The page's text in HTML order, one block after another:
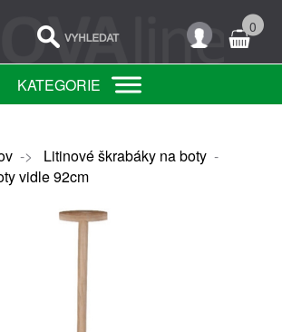
0
KATEGORIE
-> Litinové škrabáky na boty-
vidle 92cm